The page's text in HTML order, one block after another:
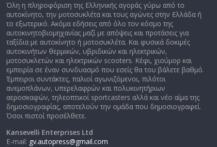
Όλη η πληροφόριση της Ελληνικής αγοράς γύρω από το
αυτοκίνητο, την μοτοσυκλέτα και τους αγώνες στην Ελλάδα ή
το εξωτερικό. Ακόμα εδήσεις από όλο τον κόσμο της
αυτοκινητοβιομηχανίας μαζί με απόψεις και προτάσεις για
ταξίδια με αυτοκίνητο ή μοτοσυκλέτα. Και φυσικά δοκιμές
αυτοκινήτων θερμικών, υβριδικών και ηλεκτρικών,
μοτοσυκλετών και ηλεκτρικών scooters. Κέφι, χιούμορ και
εμπειρία σε έναν συνδυασμό που εσείς θα του βάλετε βαθμό.
Έμπειροι συντάκτες, παλιοί αγωνιζόμενοι, πιλότοι
ανεμοπλάνων, υπερελαφρών και πολυκινητήριων
αεροσκαφών, τηλεοπτικοί sportcasters αλλά και νέο αίμα της
δημοσιογραφίας, αποτελούν την ομάδα που δημοσιογραφεί.
Όσοι πιστοί προσέλθετε.
Kansevelli Enterprises Ltd
E-mail: gv.autopress@gmail.com